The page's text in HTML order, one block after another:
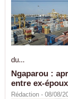
du...
Ngaparou :
entre ex-
Rédaction - 08/08/